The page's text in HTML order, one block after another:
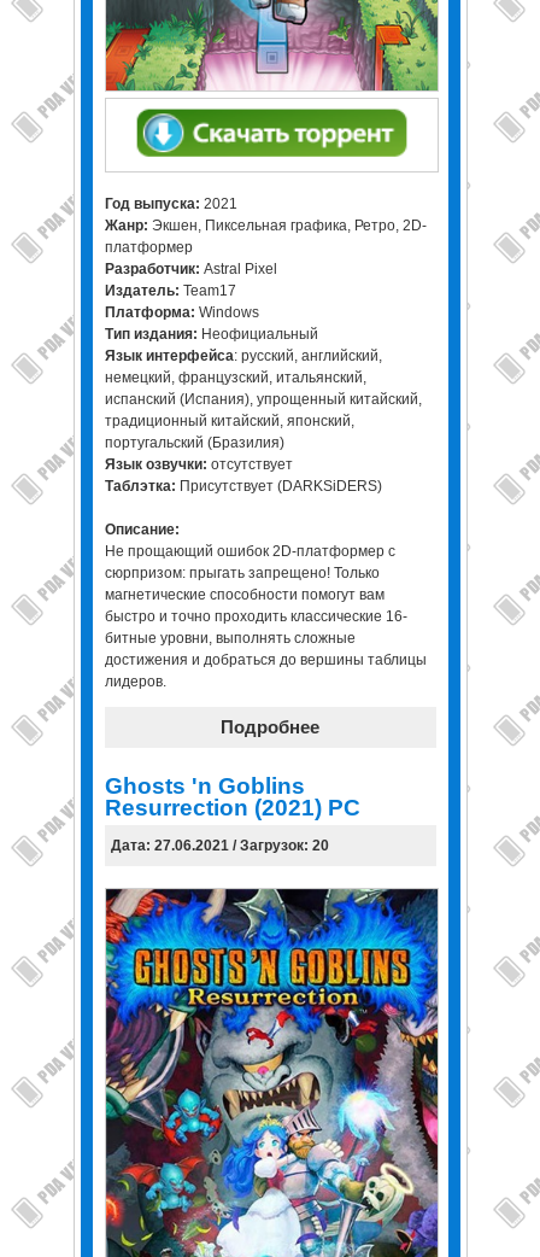
Год выпуска: 2021
Жанр: Экшен, Пиксельная графика, Ретро, 2D-
платформер
Разработчик: Astral Pixel
Издатель: Team17
Платформа: Windows
Тип издания: Неофициальный
Язык интерфейса: русский, английский,
немецкий, французский, итальянский,
испанский (Испания), упрощенный китайский,
традиционный китайский, японский,
португальский (Бразилия)
Язык озвучки: отсутствует
Таблэтка: Присутствует (DARKSiDERS)
Описание:
Не прощающий ошибок 2D-платформер с
сюрпризом: прыгать запрещено! Только
магнетические способности помогут вам
быстро и точно проходить классические 16-
битные уровни, выполнять сложные
достижения и добраться до вершины таблицы
лидеров.
Подробнее
Ghosts 'n Goblins
Resurrection (2021) PC
Дата: 27.06.2021 / Загрузок: 20